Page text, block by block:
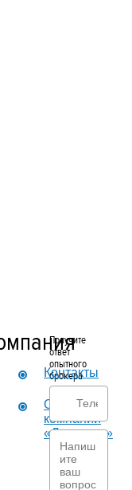
Контакты
О
компании
«Дикастер»
Получите
ответ
опытного
брокера